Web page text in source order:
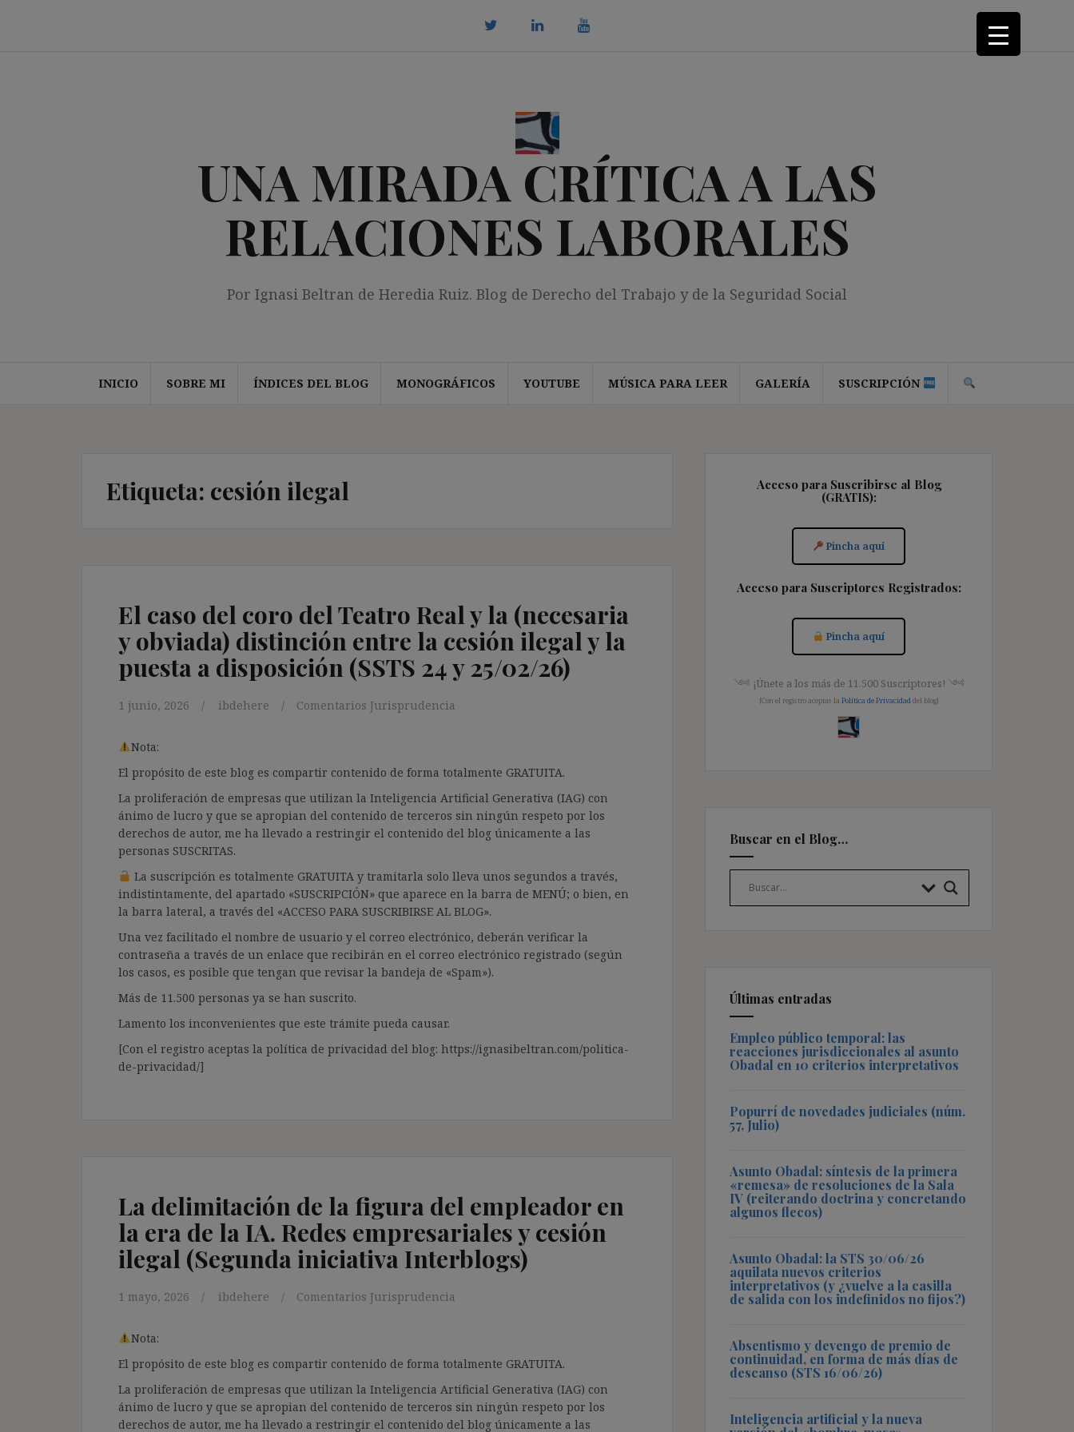
UNA MIRADA CRÍTICA A LAS
RELACIONES LABORALES
Por Ignasi Beltran de Heredia Ruiz. Blog de Derecho del Trabajo y de la Seguridad Social
INICIO SOBRE MI ÍNDICES DEL BLOG MONOGRÁFICOS YOUTUBE MÚSICA PARA LEER GALERÍA SUSCRIPCIÓN
Etiqueta: cesión ilegal
El caso del coro del Teatro Real y la (necesaria
y obviada) distinción entre la cesión ilegal y la
puesta a disposición (SSTS 24 y 25/02/26)
1 junio, 2026 ibdehere Comentarios Jurisprudencia
Nota:
El propósito de este blog es compartir contenido de forma totalmente GRATUITA.
La proliferación de empresas que utilizan la Inteligencia Artificial Generativa (IAG) con
ánimo de lucro y que se apropian del contenido de terceros sin ningún respeto por los
derechos de autor, me ha llevado a restringir el contenido del blog únicamente a las
personas SUSCRITAS.
La suscripción es totalmente GRATUITA y tramitarla solo lleva unos segundos a través,
indistintamente, del apartado «SUSCRIPCIÓN» que aparece en la barra de MENÚ; o bien, en
la barra lateral, a través del «ACCESO PARA SUSCRIBIRSE AL BLOG».
Una vez facilitado el nombre de usuario y el correo electrónico, deberán verificar la
contraseña a través de un enlace que recibirán en el correo electrónico registrado (según
los casos, es posible que tengan que revisar la bandeja de «Spam»).
Más de 11.500 personas ya se han suscrito.
Lamento los inconvenientes que este trámite pueda causar.
[Con el registro aceptas la política de privacidad del blog: https://ignasibeltran.com/politica-
de-privacidad/]
La delimitación de la figura del empleador en
la era de la IA. Redes empresariales y cesión
ilegal (Segunda iniciativa Interblogs)
1 mayo, 2026 ibdehere Comentarios Jurisprudencia
Nota:
El propósito de este blog es compartir contenido de forma totalmente GRATUITA.
La proliferación de empresas que utilizan la Inteligencia Artificial Generativa (IAG) con
ánimo de lucro y que se apropian del contenido de terceros sin ningún respeto por los
derechos de autor, me ha llevado a restringir el contenido del blog únicamente a las
Acceso para Suscribirse al Blog
(GRATIS):
Pincha aquí
Acceso para Suscriptores Registrados:
Pincha aquí
༺ ¡Únete a los más de 11.500 Suscriptores! ༺
[Con el registro aceptas la Política de Privacidad del blog]
Buscar en el Blog…
Últimas entradas
Empleo público temporal: las
reacciones jurisdiccionales al asunto
Obadal en 10 criterios interpretativos
Popurrí de novedades judiciales (núm.
57, Julio)
Asunto Obadal: síntesis de la primera
«remesa» de resoluciones de la Sala
IV (reiterando doctrina y concretando
algunos flecos)
Asunto Obadal: la STS 30/06/26
aquilata nuevos criterios
interpretativos (y ¿vuelve a la casilla
de salida con los indefinidos no fijos?)
Absentismo y devengo de premio de
continuidad, en forma de más días de
descanso (STS 16/06/26)
Inteligencia artificial y la nueva